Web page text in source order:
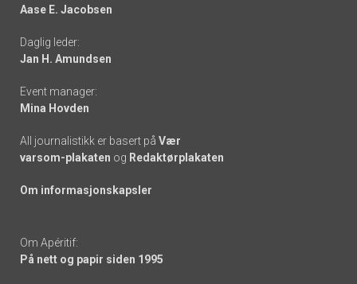
-
links
Aase E. Jacobsen
Daglig leder:
Jan H. Amundsen
Event manager:
Mina Hovden
All journalistikk er basert på Vær
varsom-plakaten og Redaktørplakaten
Om informasjonskapsler
Om Apéritif:
På nett og papir siden 1995